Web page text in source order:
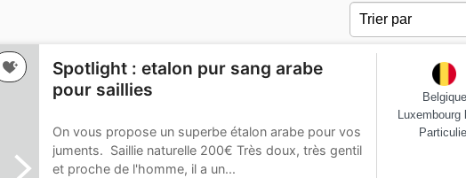
Spotlight : etalon pur sang arabe
pour saillies
On vous propose un superbe étalon arabe pour vos
juments. Saillie naturelle 200€ Très doux, très gentil
et proche de l'homme, il a un...
Belgique
Luxembourg